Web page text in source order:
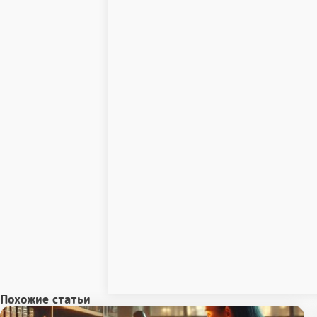
Похожие статьи